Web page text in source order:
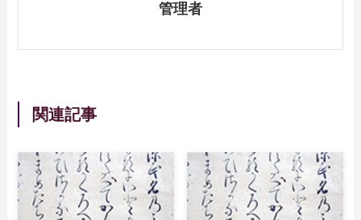
管理者
関連記事